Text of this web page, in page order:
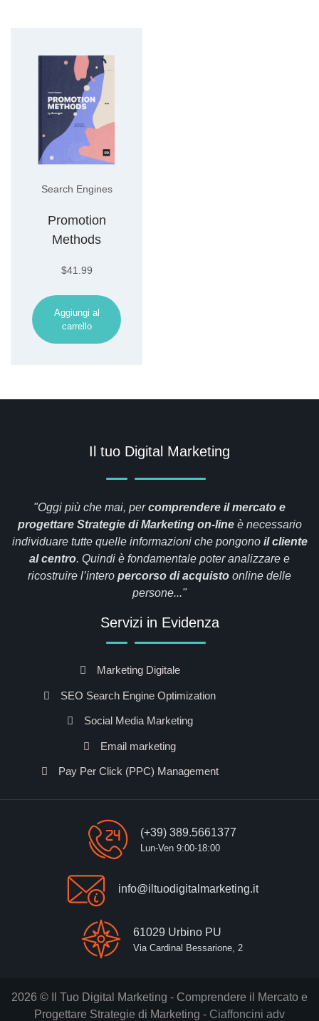
Search Engines
Promotion
Methods
$41.99
Aggiungi al
carrello
Il tuo Digital Marketing
"Oggi più che mai, percomprendere il mercato e
progettare Strategie di Marketing on-lineè necessario
individuare tutte quelle informazioni che pongono il cliente
alcentro. Quindi è fondamentale poter analizzare e
ricostruire l’intero percorso diacquisto online delle
persone..."
Servizi in Evidenza
Marketing Digitale
SEO Search Engine Optimization
Social Media Marketing
Email marketing
Pay Per Click (PPC) Management
(+39) 389.5661377
Lun-Ven 9:00-18:00
info@iltuodigitalmarketing.it
61029 Urbino PU
Via Cardinal Bessarione, 2
2026 © Il Tuo Digital Marketing - Comprendere il Mercato e
Progettare Strategie di Marketing - Ciaffoncini adv